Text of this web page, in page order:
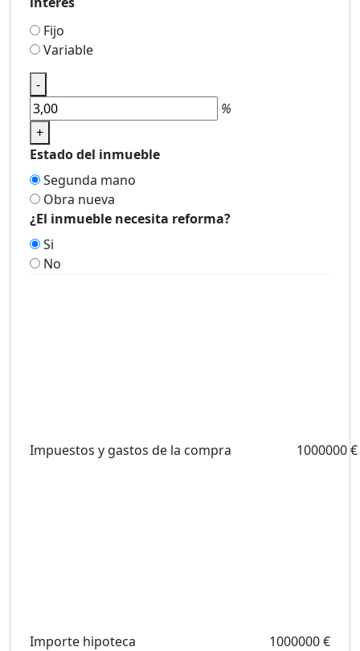
Fijo
Variable
-
%
+
Estado del inmueble
Segunda mano
Obra nueva
¿El inmueble necesita reforma?
Si
No
Impuestos y gastos de la compra 1000000 €
Importe hipoteca
1000000 €